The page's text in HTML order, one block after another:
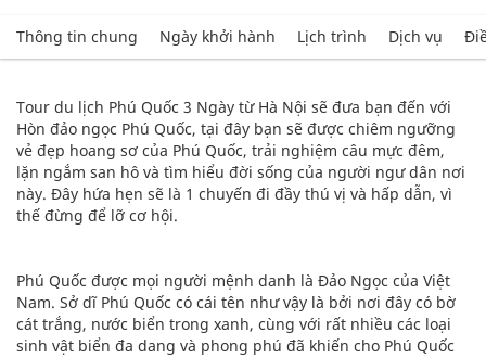
Thông tin chung Ngày khởi hành Lịch trình Dịch vụ
Tour du lịch Phú Quốc 3 Ngày từ Hà Nội sẽ đưa bạn đến với
Hòn đảo ngọc Phú Quốc, tại đây bạn sẽ được chiêm ngưỡng
vẻ đẹp hoang sơ của Phú Quốc, trải nghiệm câu mực đêm,
lặn ngắm san hô và tìm hiểu đời sống của người ngư dân nơi
này. Đây hứa hẹn sẽ là 1 chuyến đi đầy thú vị và hấp dẫn, vì
thế đừng để lỡ cơ hội.
Phú Quốc được mọi người mệnh danh là Đảo Ngọc của Việt
Nam. Sở dĩ Phú Quốc có cái tên như vậy là bởi nơi đây có bờ
cát trắng, nước biển trong xanh, cùng với rất nhiều các loại
sinh vật biển đa dang và phong phú đã khiến cho Phú Quốc